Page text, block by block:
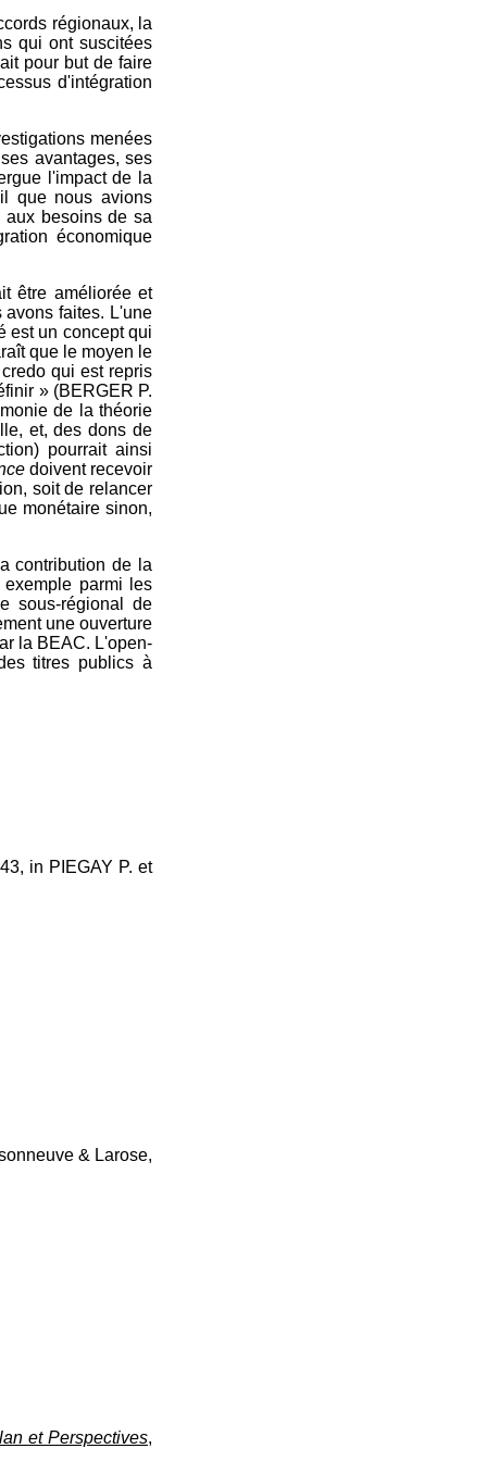
régionaux, la
qui ont suscitées
pour but de faire
d'intégration
menées
avantages, ses
l'impact de la
que nous avions
besoins de sa
économique
être améliorée et
faites. L'une
est un concept qui
que le moyen le
qui est repris
» (BERGER P.
de la théorie
et, des dons de
pourrait ainsi
doivent recevoir
soit de relancer
monétaire sinon,
contribution de la
parmi les
sous-régional de
une ouverture
la BEAC. L'open-
titres publics à
in PIEGAY P. et
& Larose,
et Perspectives,